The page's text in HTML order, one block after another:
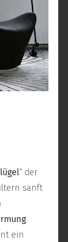
“ der
sanft
ein